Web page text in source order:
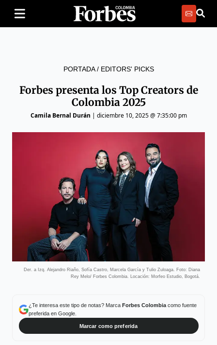
PORTADA/ EDITORS' PICKS
Forbes presenta los Top Creators de
Colombia 2025
Camila Bernal Durán | diciembre 10, 2025 @ 7:35:00 pm
Der. a Izq. Alejandro Riaño, Sofía Castro, Marcela García y Tulio Zuloaga. Foto: Diana
Rey Melo/ Forbes Colombia. Locación: Morfeo Estudio, Bogotá.
¿Te interesa este tipo de notas? Marca Forbes Colombiacomo fuente
preferida en Google.
Marcar como preferida